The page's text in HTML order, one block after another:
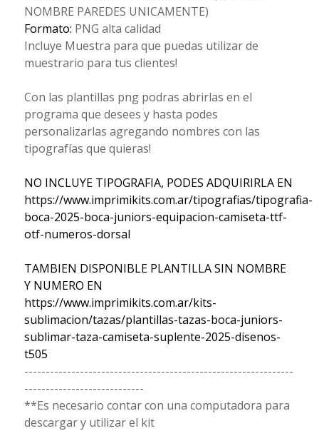
NOMBRE PAREDES UNICAMENTE)
Formato: PNG alta calidad
Incluye Muestra para que puedas utilizar de
muestrario para tus clientes!
Con las plantillas png podras abrirlas en el
programa que desees y hasta podes
personalizarlas agregando nombres con las
tipografías que quieras!
NO INCLUYE TIPOGRAFIA, PODES ADQUIRIRLA EN
https://www.imprimikits.com.ar/tipografias/tipografia-
boca-2025-boca-juniors-equipacion-camiseta-ttf-
otf-numeros-dorsal
TAMBIEN DISPONIBLE PLANTILLA SIN NOMBRE
Y NUMERO EN
https://www.imprimikits.com.ar/kits-
sublimacion/tazas/plantillas-tazas-boca-juniors-
sublimar-taza-camiseta-suplente-2025-disenos-
t505
---------------------------------------------------------------
----------------------------
**Es necesario contar con una computadora para
descargar y utilizar el kit